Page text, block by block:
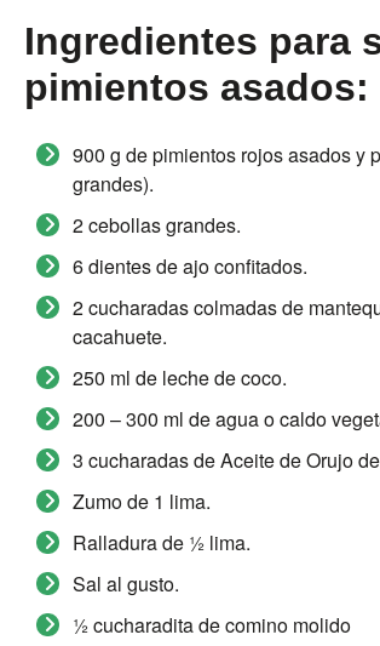
Ingredientes para
pimientos asados:
900 g de pimientos rojos asados y
grandes).
2 cebollas grandes.
6 dientes de ajo confitados.
2 cucharadas colmadas de
cacahuete.
250 ml de leche de coco.
200 – 300 ml de agua o caldo
3 cucharadas de Aceite de Orujo
Zumo de 1 lima.
Ralladura de ½ lima.
Sal al gusto.
½ cucharadita de comino molido